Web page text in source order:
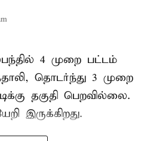
4 முறை பட்டம்
தொடர்ந்து 3 முறை
தகுதி பெறவில்லை.
இருக்கிறது.